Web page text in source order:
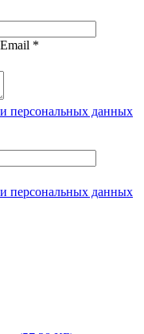
Email *
персональных данных
персональных данных